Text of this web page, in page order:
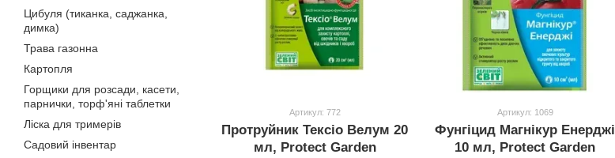
Артикул: 772
Протруйник Тексіо Велум 20
мл, Protect Garden
Артикул: 1069
Фунгіцид Магнікур Енерджі
10 мл, Protect Garden
Цибуля (тиканка, саджанка,
димка)
Трава газонна
Картопля
Горщики для розсади, касети,
парнички, торф'яні таблетки
Ліска для тримерів
Садовий інвентар